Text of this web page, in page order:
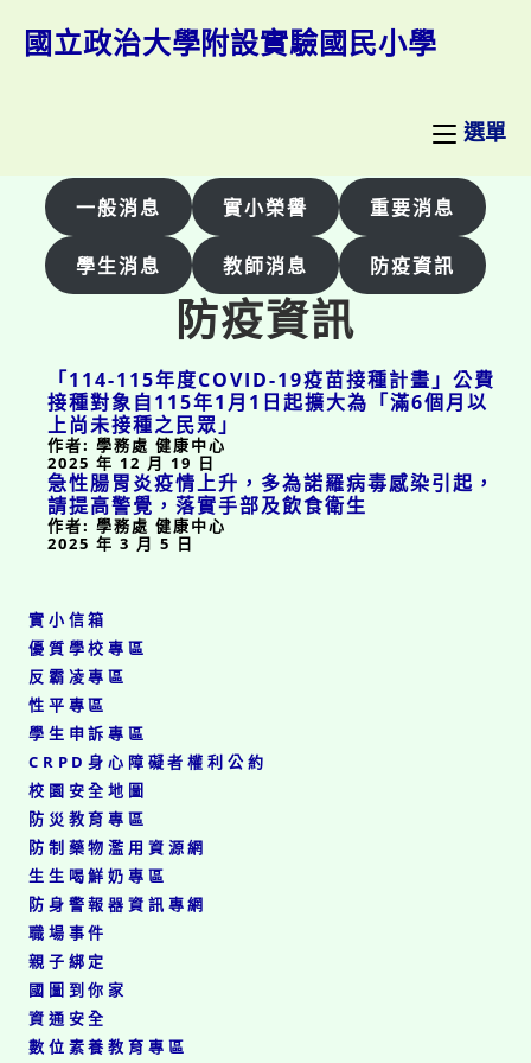
國立政治大學附設實驗國民小學
選單
一般消息 實小榮譽 重要消息
學生消息 教師消息 防疫資訊
防疫資訊
「114-115年度COVID-19疫苗接種計畫」公費
接種對象自115年1月1日起擴大為「滿6個月以
上尚未接種之民眾」
作者: 學務處 健康中心
2025 年 12 月 19 日
急性腸胃炎疫情上升，多為諾羅病毒感染引起，
請提高警覺，落實手部及飲食衛生
作者: 學務處 健康中心
2025 年 3 月 5 日
實小信箱
優質學校專區
反霸凌專區
性平專區
學生申訴專區
CRPD身心障礙者權利公約
校園安全地圖
防災教育專區
防制藥物濫用資源網
生生喝鮮奶專區
防身警報器資訊專網
職場事件
親子綁定
國圖到你家
資通安全
數位素養教育專區